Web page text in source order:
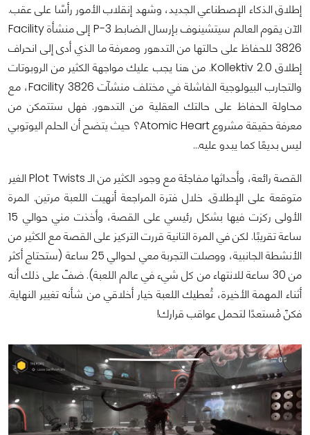
إطلاق الذكاء الإصطناعي الجديد، وشهد إنقلاب الأمور رأسًا على عقب.
الآن يقوم العالم سيتشينوف بإرسال الضابط P-3 إلى منشأة Facility
3826 للحفاظ على حالتها من التدهور ومعرفة ما الذي أدى إلى انحراف
إطلاق Kollektiv 2.0. من هنا يجب عليك مواجهة الكثير من الروبوتات
والتجارب البيولوجية الفاشلة في مختلف منشآت Facility 3826، مع
محاولة الحفاظ على حالتك العقلية من التدهور. فهل ستتمكن من
معرفة حقيقة مشروع Atomic Heart؟ حيث يتضح أن الحلم اليوتوبي
ليس بديعًا كما يبدو عليه…
القصة رائعة، وأحداثها مفاجئة مع وجود الكثير من الـ Plot Twists الغير
متوقعة على الإطلاق. خلال فترة المراجعة أنهيت اللعبة مرتين. المرة
الأولى ركزت فيها بشكل رئيسي على القصة، وأخذت مني حوالي 15
ساعة تقريبًا. لكن في المرة التانية قررت التركيز على القصة مع الكثير من
الأنشطة الجانبية، ووصلت التجربة معي لحوالي 25 ساعة (ستحتاج أكثر
من 30 ساعة للانتهاء من كل شيء في عالم اللعبة). ضفّ على ذلك أنه
أثناء المهمة الأخيرة، تُعطيك اللعبة خيار أخلاقي من شأنه تغيير النهاية.
فكنّ مُستعدًا لتحمل عواقب قرارك!